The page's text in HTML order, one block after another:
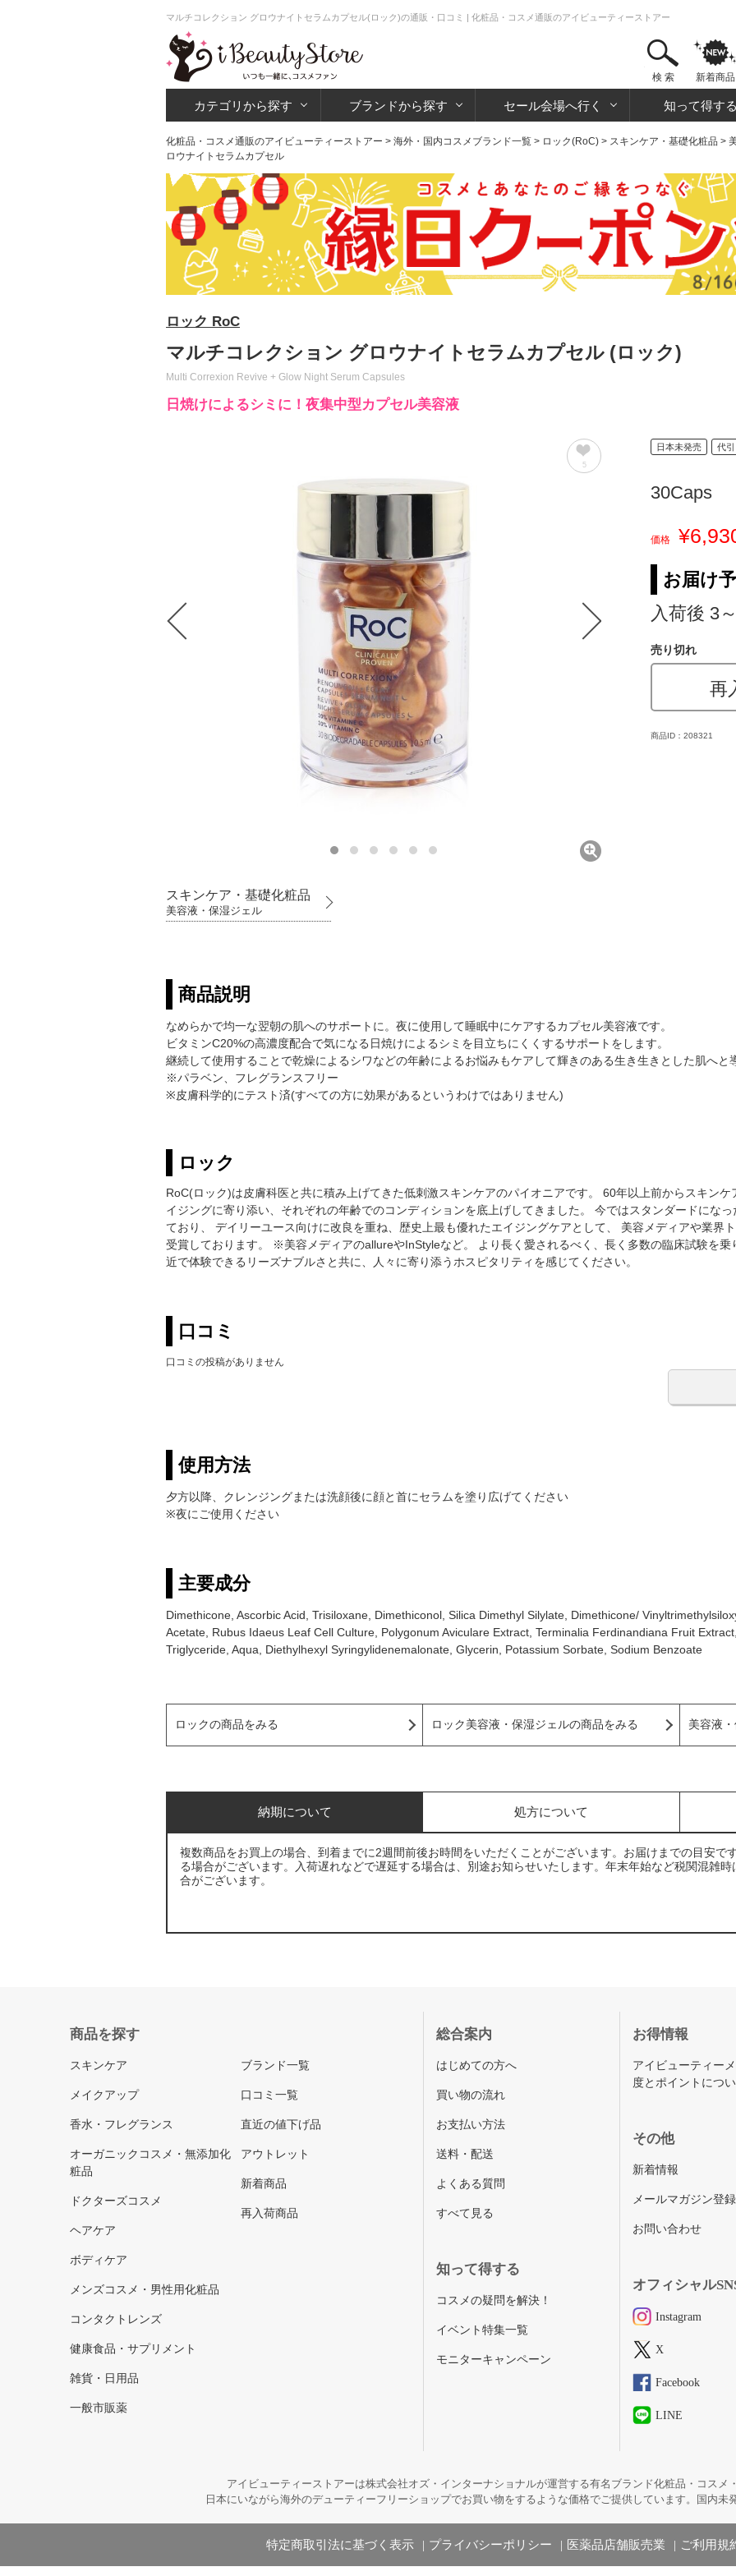
マルチコレクション グロウナイトセラムカプセル(ロック)の通販・口コミ | 化粧品・コスメ通販のアイビューティーストアー
検 索 新着商品
カテゴリから探す ブランドから探す セール会場へ行く 知って得する
化粧品・コスメ通販のアイビューティーストアー > 海外・国内コスメブランド一覧 > ロック(RoC) > スキンケア・基礎化粧品 >
ロウナイトセラムカプセル
ロック RoC
マルチコレクション グロウナイトセラムカプセル (ロック)
Multi Correxion Revive + Glow Night Serum Capsules
日焼けによるシミに！夜集中型カプセル美容液
5
スキンケア・基礎化粧品
美容液・保湿ジェル
日本未発売 代
30Caps
価格
お届け
入荷後 3
売り切れ
再
商品ID：208321
商品説明
なめらかで均一な翌朝の肌へのサポートに。夜に使用して睡眠中にケアするカプセル美容液です。
ビタミンC20%の高濃度配合で気になる日焼けによるシミを目立ちにくくするサポートをします。
継続して使用することで乾燥によるシワなどの年齢によるお悩みもケアして輝きのある生き生きとした肌へと
※パラベン、フレグランスフリー
※皮膚科学的にテスト済(すべての方に効果があるというわけではありません)
ロック
RoC(ロック)は皮膚科医と共に積み上げてきた低刺激スキンケアのパイオニアです。 60年以上前からスキン
イジングに寄り添い、それぞれの年齢でのコンディションを底上げしてきました。 今ではスタンダードにな
ており、 デイリーユース向けに改良を重ね、歴史上最も優れたエイジングケアとして、 美容メディアや業界
受賞しております。 ※美容メディアのallureやInStyleなど。 より長く愛されるべく、長く多数の臨床試験を
近で体験できるリーズナブルさと共に、人々に寄り添うホスピタリティを感じてください。
口コミ
口コミの投稿がありません
使用方法
夕方以降、クレンジングまたは洗顔後に顔と首にセラムを塗り広げてください
※夜にご使用ください
主要成分
Dimethicone, Ascorbic Acid, Trisiloxane, Dimethiconol, Silica Dimethyl Silylate, Dimethicone/
Acetate, Rubus Idaeus Leaf Cell Culture, Polygonum Aviculare Extract, Terminalia Ferdinandiana Fruit
Triglyceride, Aqua, Diethylhexyl Syringylidenemalonate, Glycerin, Potassium Sorbate, Sodium Benzoate
ロックの商品をみる ロック美容液・保湿ジェルの商品をみる 美容液
納期について 処方について
複数商品をお買上の場合、到着までに2週間前後お時間をいただくことがございます。お届けまでの目安で
る場合がございます。入荷遅れなどで遅延する場合は、別途お知らせいたします。年末年始など税関混雑
合がございます。
商品を探す
スキンケア
メイクアップ
香水・フレグランス
オーガニックコスメ・無添加化
粧品
ドクターズコスメ
ヘアケア
ボディケア
メンズコスメ・男性用化粧品
コンタクトレンズ
健康食品・サプリメント
雑貨・日用品
一般市販薬
ブランド一覧
口コミ一覧
直近の値下げ品
アウトレット
新着商品
再入荷商品
総合案内
はじめての方へ
買い物の流れ
お支払い方法
送料・配送
よくある質問
すべて見る
知って得する
コスメの疑問を解決！
イベント特集一覧
モニターキャンペーン
お得情報
アイビューティー
度とポイントにつ
その他
新着情報
メールマガジン登録
お問い合わせ
オフィシャル
Instagram
X
Facebook
LINE
アイビューティーストアーは株式会社オズ・インターナショナルが運営する有名ブランド化粧品・コスメ
日本にいながら海外のデューティーフリーショップでお買い物をするような価格でご提供しています。国内未
特定商取引法に基づく表示 プライバシーポリシー 医薬品店舗販売業 ご利用規